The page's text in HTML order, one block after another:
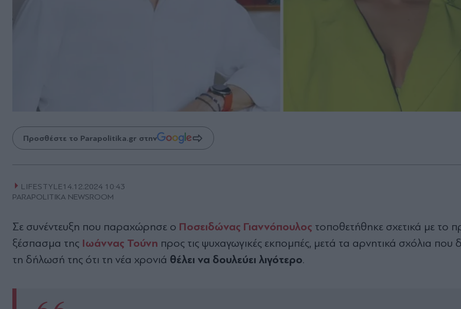
Προσθέστε το Parapolitika.gr στην
LIFESTYLE14.12.2024 10:43
PARAPOLITIKA NEWSROOM
Σε συνέντευξη που παραχώρησε ο Ποσειδώνας Γιαννόπουλος τοποθετήθηκε σχετικά με το
ξέσπασμα της Ιωάννας Τούνη προς τις ψυχαγωγικές εκπομπές, μετά τα αρνητικά σχόλια που
τη δήλωσή της ότι τη νέα χρονιά θέλει να δουλεύει λιγότερο.